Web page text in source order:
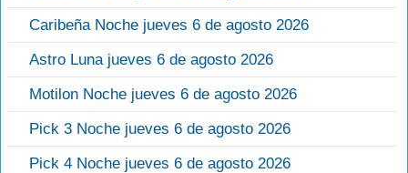
Caribeña Noche jueves 6 de agosto 2026
Astro Luna jueves 6 de agosto 2026
Motilon Noche jueves 6 de agosto 2026
Pick 3 Noche jueves 6 de agosto 2026
Pick 4 Noche jueves 6 de agosto 2026